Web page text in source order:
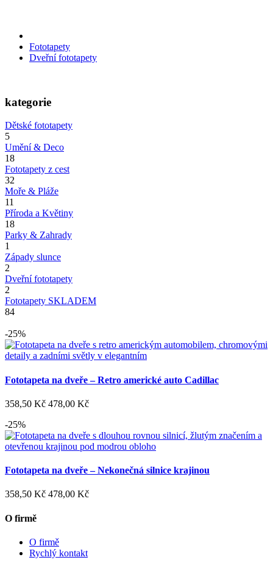
Fototapety
Dveřní fototapety
kategorie
Dětské fototapety
5
Umění & Deco
18
Fototapety z cest
32
Moře & Pláže
11
Příroda a Květiny
18
Parky & Zahrady
1
Západy slunce
2
Dveřní fototapety
2
Fototapety SKLADEM
84
-25%
Fototapeta na dveře – Retro americké auto Cadillac
358,50 Kč 478,00 Kč
-25%
Fototapeta na dveře – Nekonečná silnice krajinou
358,50 Kč 478,00 Kč
O firmě
O firmě
Rychlý kontakt